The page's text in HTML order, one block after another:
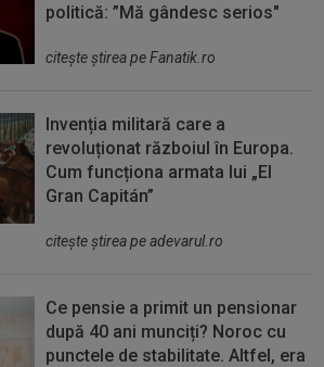
politică: ”Mă gândesc serios"
citeşte ştirea pe Fanatik.ro
Invenția militară care a
revoluționat războiul în Europa.
Cum funcționa armata lui „El
Gran Capitán”
citeşte ştirea pe adevarul.ro
Ce pensie a primit un pensionar
după 40 ani munciți? Noroc cu
punctele de stabilitate. Altfel, era